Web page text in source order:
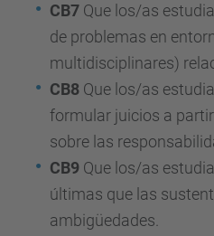
CB7 Que los/as
de problemas en
multidisciplinares)
CB8 Que los/as
formular juicios a
sobre las
CB9 Que los/as
últimas que las
ambigüedades.